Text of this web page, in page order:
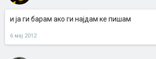
и ја ги барам ако ги најдам ке пишам
6 мај 2012